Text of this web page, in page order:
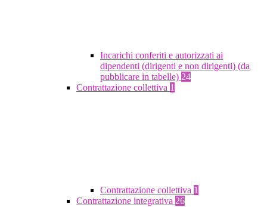
Incarichi conferiti e autorizzati ai
dipendenti (dirigenti e non dirigenti) (da
pubblicare in tabelle) 24
Contrattazione collettiva 1
Contrattazione collettiva 1
Contrattazione integrativa 26